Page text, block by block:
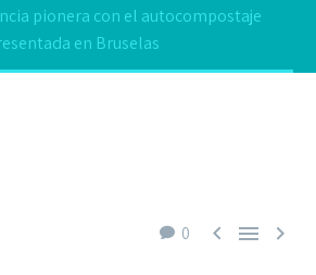
pionera con el autocompostaje
en Bruselas
0   